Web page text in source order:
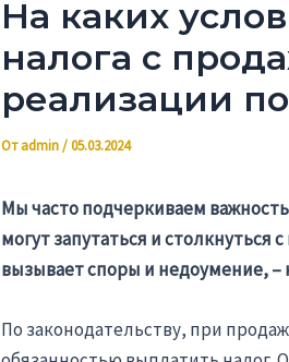
На каких
налога с
реализации
Отadmin/05.03.2024
Мы часто подчеркиваем
могут запутаться и
вызывает споры и недоумение, –
По законодательству, при